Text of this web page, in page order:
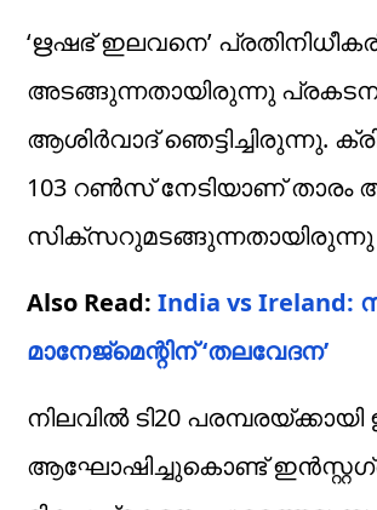
‘ഋഷഭ് ഇലവനെ’
അടങ്ങുന്നതായിരുന്നു
ആശിര്‍വാദ് ഞെട്ടിച്ചിരുന്നു.
103 റൺസ് നേടിയാണ്
Also Read: India vs
മാനേജ്‌മെന്റിന് ‘തലവേദന’
നിലവിൽ ടി20
ആഘോഷിച്ചുകൊണ്ട്